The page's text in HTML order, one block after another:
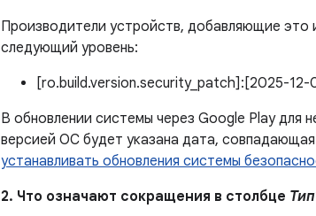
Производители устройств, добавляющие это
следующий уровень:
[ro.build.version.security_patch]:[2025-12-
В обновлении системы через Google Play для
версией ОС будет указана дата,
устанавливать обновления системы
2. Что означают сокращения в столбце Тип